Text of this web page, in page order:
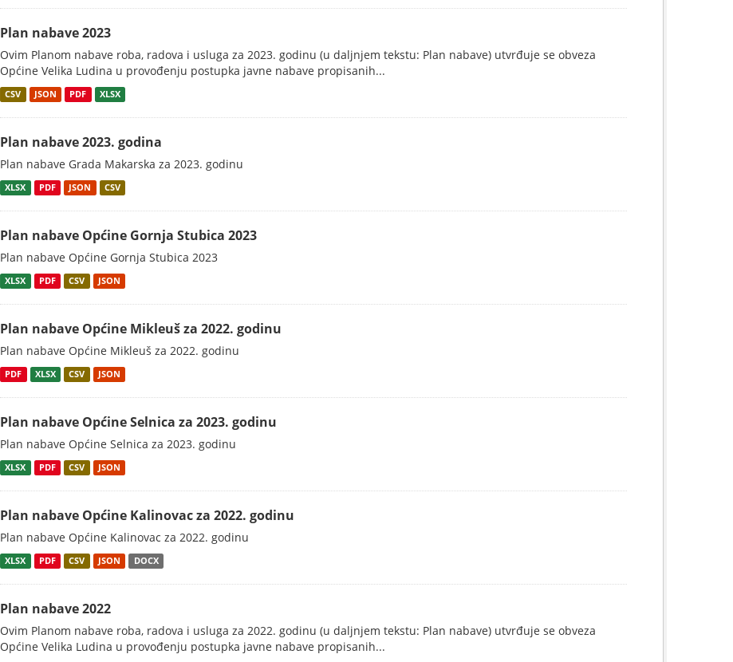
Plan nabave 2023
Ovim Planom nabave roba, radova i usluga za 2023. godinu (u daljnjem tekstu: Plan nabave) utvrđuje se obveza
Općine Velika Ludina u provođenju postupka javne nabave propisanih...
CSV JSON PDF XLSX
Plan nabave 2023. godina
Plan nabave Grada Makarska za 2023. godinu
XLSX PDF JSON CSV
Plan nabave Općine Gornja Stubica 2023
Plan nabave Općine Gornja Stubica 2023
XLSX PDF CSV JSON
Plan nabave Općine Mikleuš za 2022. godinu
Plan nabave Općine Mikleuš za 2022. godinu
PDF XLSX CSV JSON
Plan nabave Općine Selnica za 2023. godinu
Plan nabave Općine Selnica za 2023. godinu
XLSX PDF CSV JSON
Plan nabave Općine Kalinovac za 2022. godinu
Plan nabave Općine Kalinovac za 2022. godinu
XLSX PDF CSV JSON DOCX
Plan nabave 2022
Ovim Planom nabave roba, radova i usluga za 2022. godinu (u daljnjem tekstu: Plan nabave) utvrđuje se obveza
Općine Velika Ludina u provođenju postupka javne nabave propisanih...